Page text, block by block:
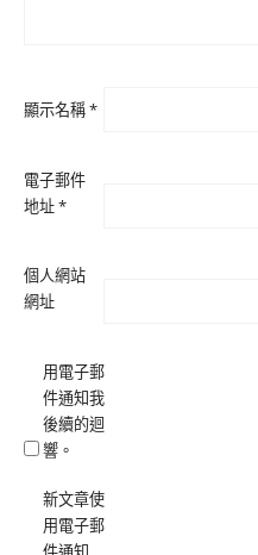
顯示名稱*
電子郵件
地址*
個人網站
網址
用電子郵
件通知我
後續的迴
響。
新文章使
用電子郵